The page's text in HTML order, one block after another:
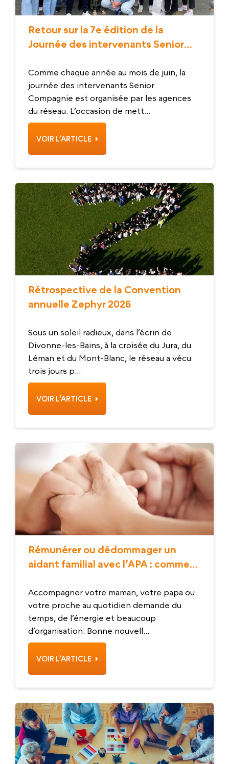
Retour sur la 7e édition de la
Journée des intervenants Senior
Comme chaque année au mois de juin, la
journée des intervenants Senior
Compagnie est organisée par les agences
du réseau. L’occasion de mett...
VOIR L’ARTICLE
Rétrospective de la Convention
annuelle Zephyr 2026
Sous un soleil radieux, dans l’écrin de
Divonne-les-Bains, à la croisée du Jura, du
Léman et du Mont-Blanc, le réseau a vécu
trois jours p...
VOIR L’ARTICLE
Rémunérer ou dédommager un
aidant familial avec l’APA : comment
Accompagner votre maman, votre papa ou
votre proche au quotidien demande du
temps, de l’énergie et beaucoup
d’organisation. Bonne nouvell...
VOIR L’ARTICLE